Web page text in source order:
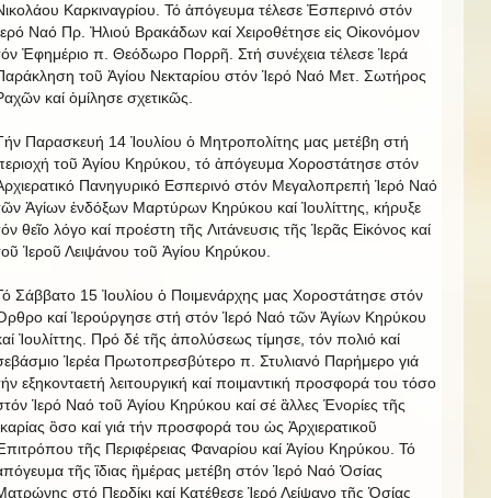
Καρκιναγρίου. Τό ἀπόγευμα τέλεσε Ἐσπερινό στόν
Ναό Πρ. Ἠλιού Βρακάδων καί Χειροθέτησε εἰς Οἰκονόμον
Ἐφημέριο π. Θεόδωρο Πορρῆ. Στή συνέχεια τέλεσε Ἱερά
τοῦ Ἁγίου Νεκταρίου στόν Ἱερό Ναό Μετ. Σωτήρος
καί ὁμίλησε σχετικῶς.
Παρασκευή 14 Ἰουλίου ὁ Μητροπολίτης μας μετέβη στή
τοῦ Ἁγίου Κηρύκου, τό ἀπόγευμα Χοροστάτησε στόν
Πανηγυρικό Εσπερινό στόν Μεγαλοπρεπή Ἱερό Ναό
Ἁγίων ἐνδόξων Μαρτύρων Κηρύκου καί Ἰουλίττης, κήρυξε
θεῖο λόγο καί προέστη τῆς Λιτάνευσις τῆς Ἱερᾶς Εἰκόνος καί
Ἱεροῦ Λειψάνου τοῦ Ἁγίου Κηρύκου.
Σάββατο 15 Ἰουλίου ὁ Ποιμενάρχης μας Χοροστάτησε στόν
καί Ἱερούργησε στή στόν Ἱερό Ναό τῶν Ἁγίων Κηρύκου
Ἰουλίττης. Πρό δέ τῆς ἀπολύσεως τίμησε, τόν πολιό καί
Ἱερέα Πρωτοπρεσβύτερο π. Στυλιανό Παρήμερο γιά
εξηκονταετή λειτουργική καί ποιμαντική προσφορά του τόσο
Ἱερό Ναό τοῦ Ἁγίου Κηρύκου καί σέ ἃλλες Ἑνορίες τῆς
ὃσο καί γιά τήν προσφορά του ὡς Ἀρχιερατικοῦ
τῆς Περιφέρειας Φαναρίου καί Ἁγίου Κηρύκου. Τό
τῆς ἳδιας ἣμέρας μετέβη στόν Ἱερό Ναό Ὁσίας
στό Περδίκι καί Κατέθεσε Ἱερό Λείψανο τῆς Ὁσίας